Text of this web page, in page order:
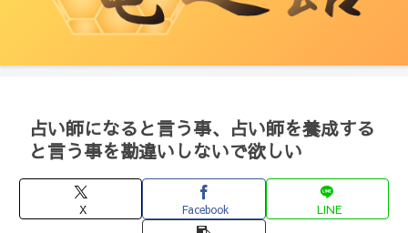
占い師になると言う事、占い師を養成する
と言う事を勘違いしないで欲しい
X Facebook LINE